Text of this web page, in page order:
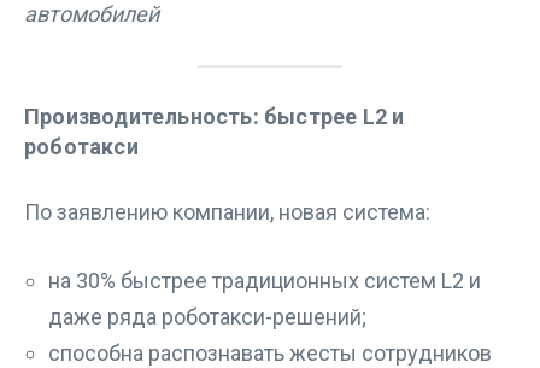
автомобилей
Производительность: быстрее L2 и
роботакси
По заявлению компании, новая система:
на 30% быстрее традиционных систем L2 и
даже ряда роботакси-решений;
способна распознавать жесты сотрудников